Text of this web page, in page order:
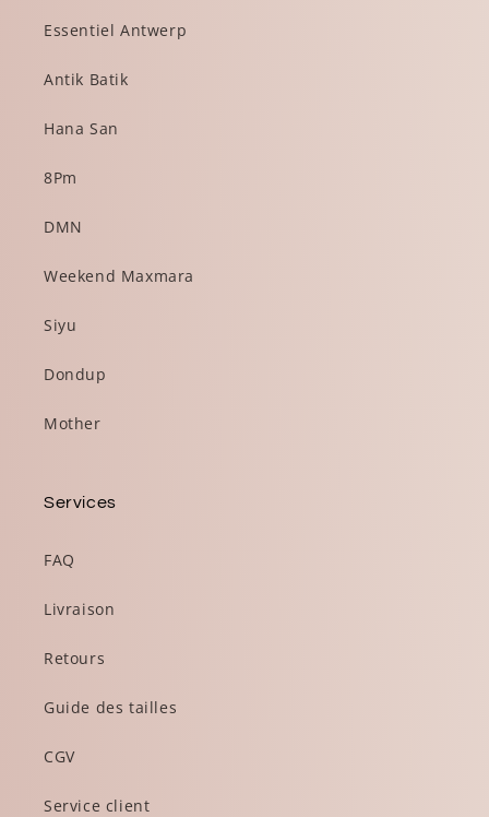
Essentiel Antwerp
Antik Batik
Hana San
8Pm
DMN
Weekend Maxmara
Siyu
Dondup
Mother
Services
FAQ
Livraison
Retours
Guide des tailles
CGV
Service client